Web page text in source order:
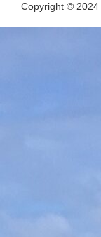
Copyright © 2024